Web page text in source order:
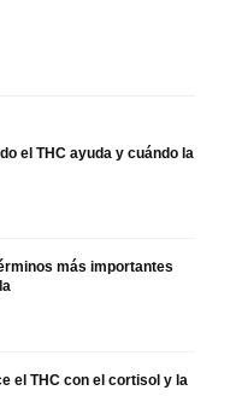
el THC ayuda y cuándo la
más importantes
el THC con el cortisol y la